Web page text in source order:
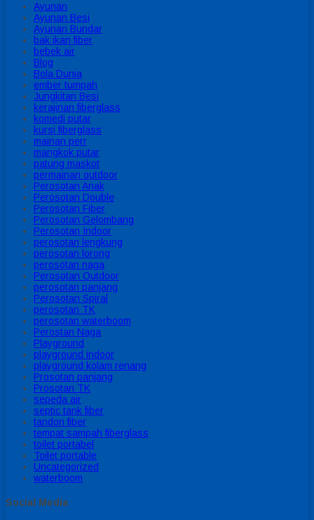
Ayunan
Ayunan Besi
Ayunan Bundar
bak ikan fiber
bebek air
Blog
Bola Dunia
ember tumpah
Jungkitan Besi
kerajinan fiberglass
komedi putar
kursi fiberglass
mainan perr
mangkok putar
patung maskot
permainan outdoor
Perosotan Anak
Perosotan Double
Perosotan Fiber
Perosotan Gelombang
Perosotan Indoor
perosotan lengkung
perosotan lorong
perosotan naga
Perosotan Outdoor
perosotan panjang
Perosotan Spiral
perosotan TK
perosotan waterboom
Perostan Naga
Playground
playground indoor
playground kolam renang
Prosotan panjang
Prosotan TK
sepeda air
septic tank fiber
tandon fiber
tempat sampah fiberglass
toilet portabel
Toilet portable
Uncategorized
waterboom
Social Media